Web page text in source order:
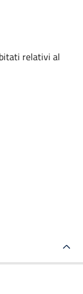
relativi al